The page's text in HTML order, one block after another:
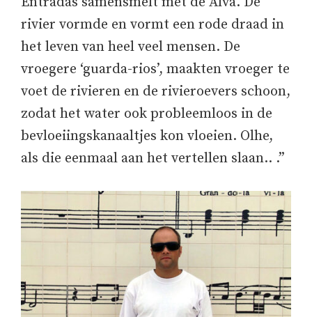
rivier vormde en vormt een rode draad in
het leven van heel veel mensen. De
vroegere ‘guarda-rios’, maakten vroeger te
voet de rivieren en de rivieroevers schoon,
zodat het water ook probleemloos in de
bevloeiingskanaaltjes kon vloeien. Olhe,
als die eenmaal aan het vertellen slaan.. .”